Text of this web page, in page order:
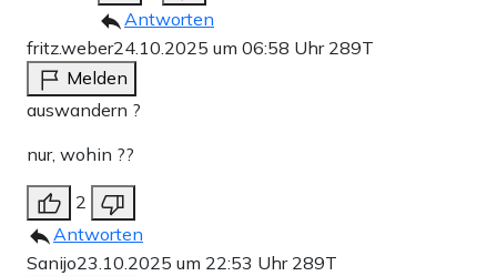
Antworten
fritz.weber24.10.2025 um 06:58 Uhr 289T
Melden
auswandern ?
nur, wohin ??
2
Antworten
Sanijo23.10.2025 um 22:53 Uhr 289T